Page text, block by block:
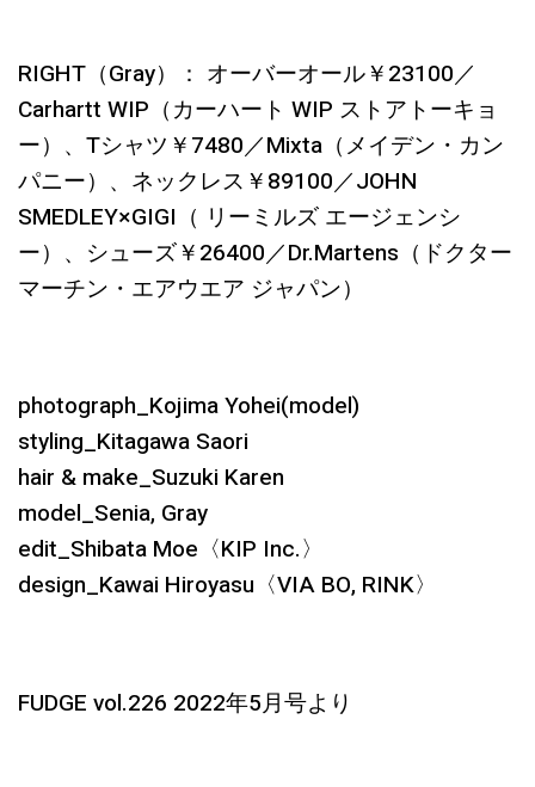
RIGHT（Gray）： オーバーオール￥23100／
Carhartt WIP（カーハート WIP ストアトーキョ
ー）、Tシャツ￥7480／Mixta（メイデン・カン
パニー）、ネックレス￥89100／JOHN
SMEDLEY×GIGI（ リーミルズ エージェンシ
ー）、シューズ￥26400／Dr.Martens（ドクター
マーチン・エアウエア ジャパン）
photograph_Kojima Yohei(model)
styling_Kitagawa Saori
hair & make_Suzuki Karen
model_Senia, Gray
edit_Shibata Moe〈KIP Inc.〉
design_Kawai Hiroyasu〈VIA BO, RINK〉
FUDGE vol.226 2022年5月号より